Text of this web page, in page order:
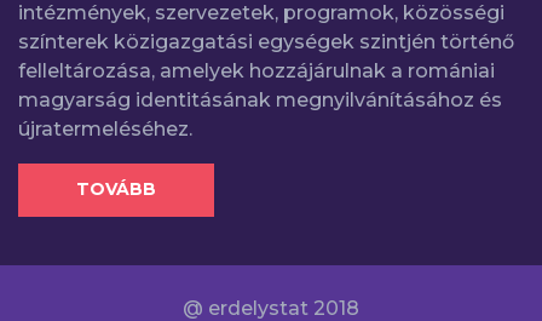
intézmények, szervezetek, programok, közösségi
színterek közigazgatási egységek szintjén történő
felleltározása, amelyek hozzájárulnak a romániai
magyarság identitásának megnyilvánításához és
újratermeléséhez.
TOVÁBB
@ erdelystat 2018